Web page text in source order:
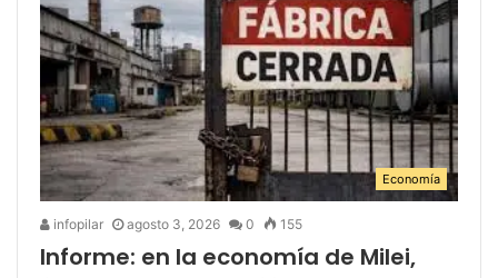
Economía
infopilar agosto 3, 2026 0 155
Informe: en la economía de Milei,